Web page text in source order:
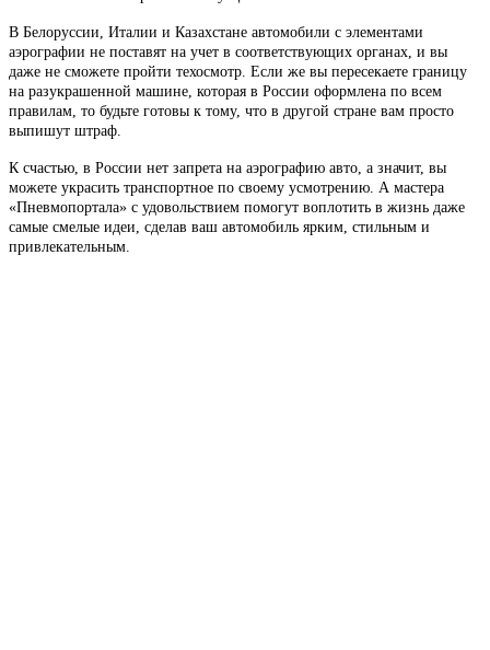
В Белоруссии, Италии и Казахстане автомобили с элементами
аэрографии не поставят на учет в соответствующих органах, и вы
даже не сможете пройти техосмотр. Если же вы пересекаете границу
на разукрашенной машине, которая в России оформлена по всем
правилам, то будьте готовы к тому, что в другой стране вам просто
выпишут штраф.
К счастью, в России нет запрета на аэрографию авто, а значит, вы
можете украсить транспортное по своему усмотрению. А мастера
«Пневмопортала» с удовольствием помогут воплотить в жизнь даже
самые смелые идеи, сделав ваш автомобиль ярким, стильным и
привлекательным.